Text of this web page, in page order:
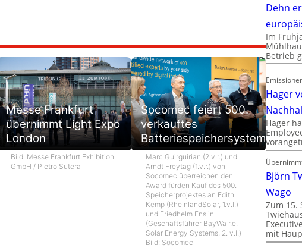
Messe Frankfurt
übernimmt Light Expo
London
Bild: Messe Frankfurt Exhibition
GmbH / Pietro Sutera
Socomec feiert 500.
verkauftes
Batteriespeichersystem
Marc Guirguirian (2.v.r.) und
Arndt Freytag (1.v.r.) von
Socomec überreichen den
Award fürden Kauf des 500.
Speicherprojektes an Edith
Kemp (RheinlandSolar, 1.v.l.)
und Friedhelm Enslin
(Geschäftsführer BayWa r.e.
Solar Energy Systems, 2. v.l.) –
Bild: Socomec
Dehn
Im
Betrieb
Hager
Hager
Björn
Wago
Zum 15.
mit